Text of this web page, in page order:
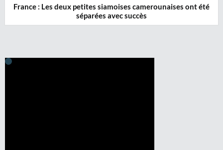
France : Les deux petites siamoises camerounaises ont été
séparées avec succès